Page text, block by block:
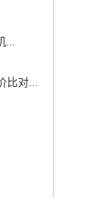
...
比对...